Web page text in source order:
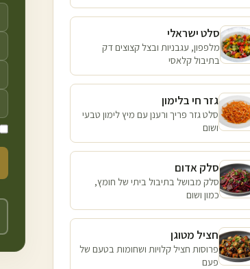
סלט ישראלי
מלפפון, עגבניות ובצל קצוצים דק
בתיבול קלאסי
גזר חי בלימון
סלט גזר פריך ורענן עם מיץ לימון טבעי
ושום
סלק אדום
סלק מבושל בתיבול ביתי של חומץ,
כמון ושום
חציל מטוגן
פרוסות חציל קלויות ושחומות בטעם של
פעם